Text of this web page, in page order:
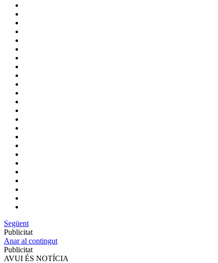
Següent
Publicitat
Anar al contingut
Publicitat
AVUI ÉS NOTÍCIA